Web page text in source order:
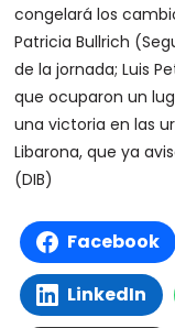
congelará los
Patricia Bullrich
de la jornada; Luis
que ocuparon un
una victoria en las
Libarona, que ya
(DIB)
Facebook
LinkedIn